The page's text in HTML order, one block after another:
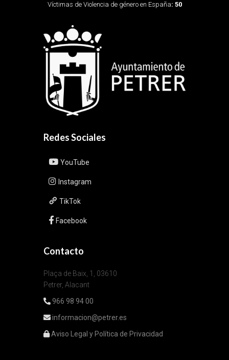
Víctimas de Violencia de género en España: 50
Redes Sociales
YouTube
Instagram
TikTok
Facebook
Contacto
Plaça de Baix, 1, 03610
Petrer, Alacant
966 98 94 00
informacion@petrer.es
Aviso Legal y Política de Privacidad